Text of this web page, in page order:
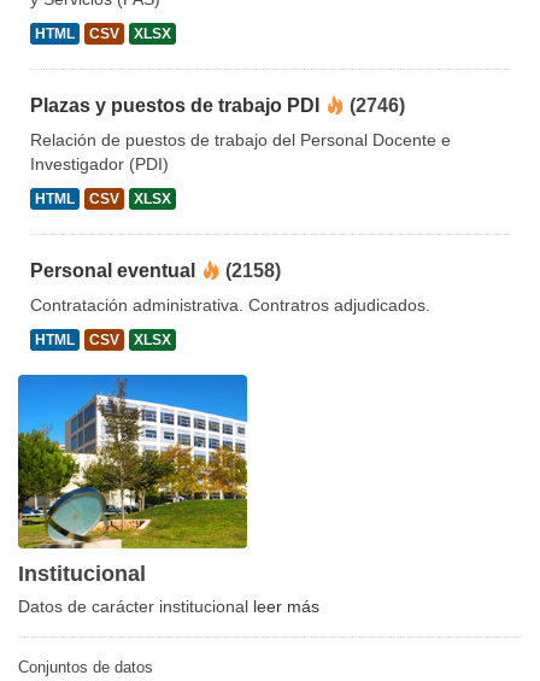
HTML CSV XLSX
Plazas y puestos de trabajo PDI (2746)
Relación de puestos de trabajo del Personal Docente e
Investigador (PDI)
HTML CSV XLSX
Personal eventual (2158)
Contratación administrativa. Contratros adjudicados.
HTML CSV XLSX
Institucional
Datos de carácter institucional leer más
Conjuntos de datos